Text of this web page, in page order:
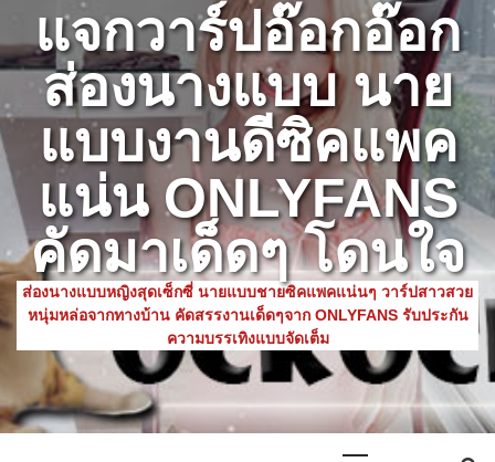
แจกวาร์ปอ๊อกอ๊อก
ส่องนางแบบ นาย
แบบงานดีซิคแพค
แน่น ONLYFANS
คัดมาเด็ดๆ โดนใจ
ส่องนางแบบหญิงสุดเซ็กซี่ นายแบบชายซิคแพคแน่นๆ วาร์ปสาวสวย
หนุ่มหล่อจากทางบ้าน คัดสรรงานเด็ดๆจาก ONLYFANS รับประกัน
ความบรรเทิงแบบจัดเต็ม